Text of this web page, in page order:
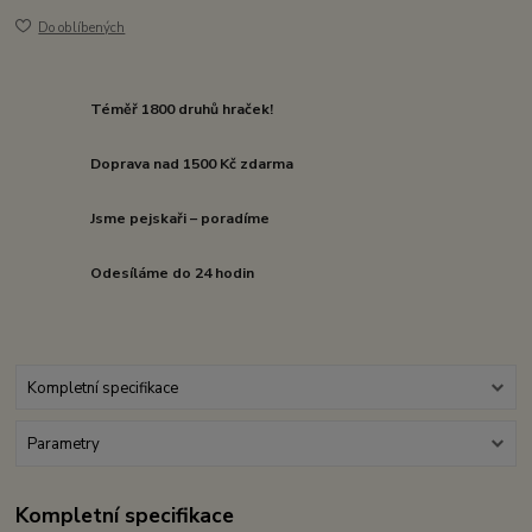
Do oblíbených
Téměř 1800 druhů hraček!
Doprava nad 1500 Kč zdarma
Jsme pejskaři – poradíme
Odesíláme do 24 hodin
Kompletní specifikace
Parametry
Kompletní specifikace